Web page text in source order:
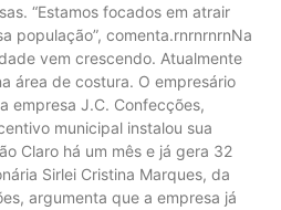
“Estamos focados em atrair
população”, comenta.rnrnrnrnNa
vem crescendo. Atualmente
área de costura. O empresário
empresa J.C. Confecções,
municipal instalou sua
Claro há um mês e já gera 32
Sirlei Cristina Marques, da
argumenta que a empresa já